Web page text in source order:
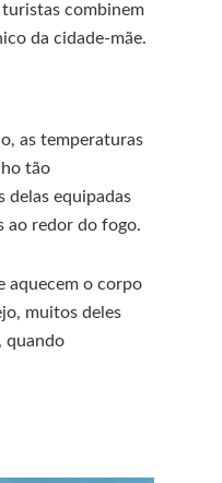
combinem
da cidade-mãe.
as temperaturas
tão
delas equipadas
ao redor do fogo.
aquecem o corpo
muitos deles
quando